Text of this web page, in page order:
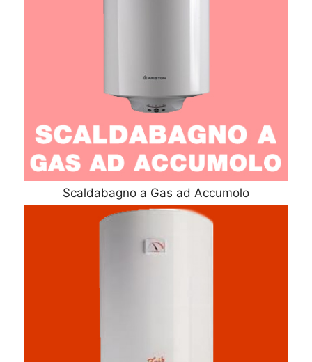
Scaldabagno a Gas ad Accumolo